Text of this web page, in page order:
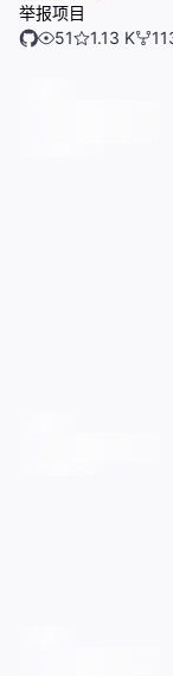
举报项目
51
1.13 K